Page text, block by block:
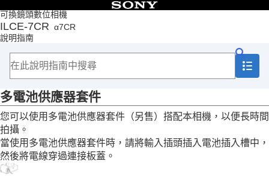
可換鏡頭數位相機
ILCE-7CR α7CR
說明指南
目錄
頁首
如何使用說明指南
檢查相機以及隨附的部件
基本操作
準備相機/基本拍攝操作
從MENU尋找功能
使用拍攝功能
自訂相機
觀看
變更相機設定
多電池供應器套件
您可以使用多電池供應器套件（另售）搭配本相機，以便長時間
拍攝。
當使用多電池供應器套件時，請將輸入插頭插入電池插入槽中，
然後將電線穿過連接板蓋。